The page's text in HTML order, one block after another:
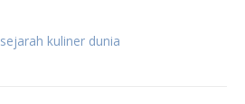
sejarah kuliner dunia